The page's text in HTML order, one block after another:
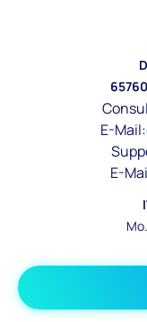
E-Mail:
E-